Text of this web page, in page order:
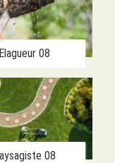
Elagueur 08
08